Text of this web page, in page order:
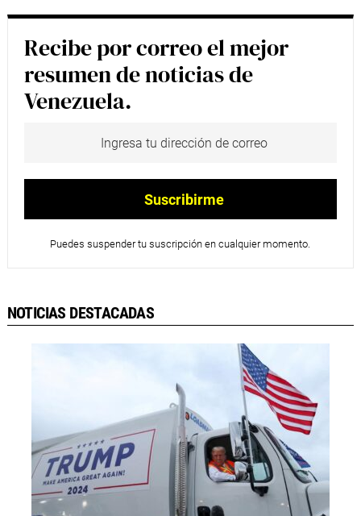
Recibe por correo el mejor
resumen de noticias de
Venezuela.
Puedes suspender tu suscripción en cualquier momento.
NOTICIAS DESTACADAS